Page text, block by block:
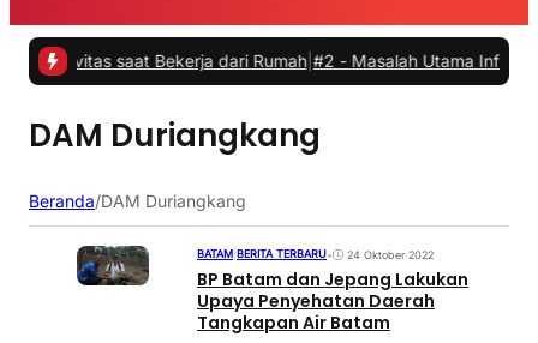
saat Bekerja dari Rumah |#2 -Masalah Utama Infrastruktur
DAM Duriangkang
Beranda/DAM Duriangkang
BATAM BERITA TERBARU• 24 Oktober 2022
BP Batam dan Jepang Lakukan
Upaya Penyehatan Daerah
Tangkapan Air Batam